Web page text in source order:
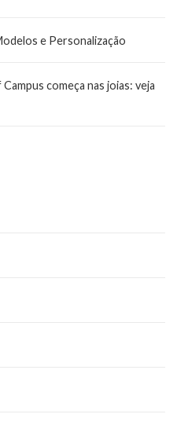
e Personalização
começa nas joias: veja